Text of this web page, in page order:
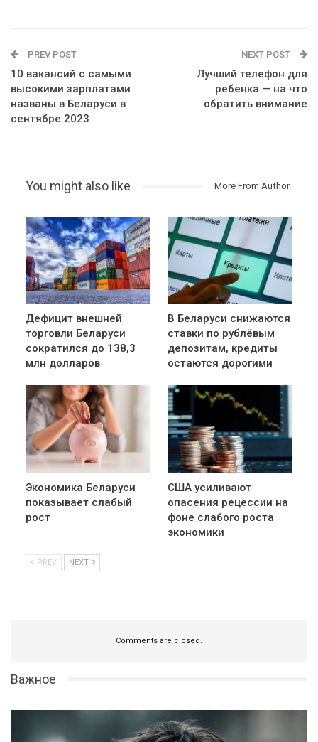
PREV POST
10 вакансий с самыми
высокими зарплатами
названы в Беларуси в
сентябре 2023
NEXT POST
Лучший телефон для
ребенка — на что
обратить внимание
You might also like More From Author
Дефицит внешней
торговли Беларуси
сократился до 138,3
млн долларов
В Беларуси снижаются
ставки по рублёвым
депозитам, кредиты
остаются дорогими
Экономика Беларуси
показывает слабый
рост
США усиливают
опасения рецессии на
фоне слабого роста
экономики
PREV NEXT
Comments are closed.
Важное